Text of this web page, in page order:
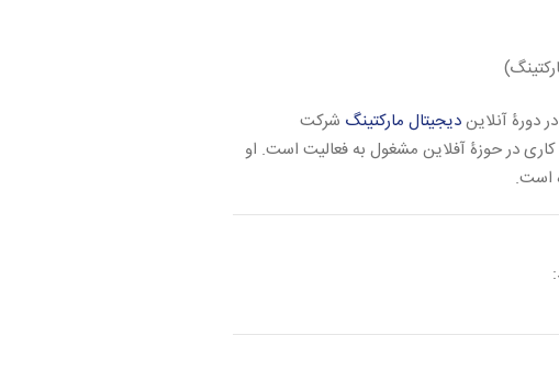
دیجیتال مارکتینگ شرکت
در حوزۀ آفلاین مشغول به فعالیت است. او
است.